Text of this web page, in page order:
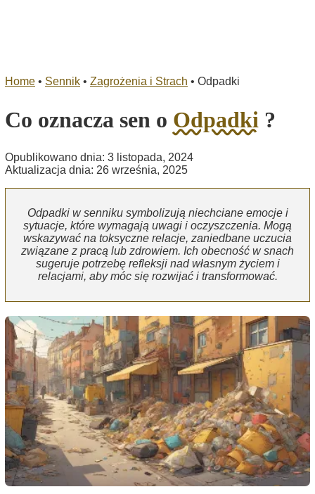
Home • Sennik • Zagrożenia i Strach • Odpadki
Co oznacza sen o Odpadki ?
Opublikowano dnia: 3 listopada, 2024
Aktualizacja dnia: 26 września, 2025
Odpadki w senniku symbolizują niechciane emocje i
sytuacje, które wymagają uwagi i oczyszczenia. Mogą
wskazywać na toksyczne relacje, zaniedbane uczucia
związane z pracą lub zdrowiem. Ich obecność w snach
sugeruje potrzebę refleksji nad własnym życiem i
relacjami, aby móc się rozwijać i transformować.